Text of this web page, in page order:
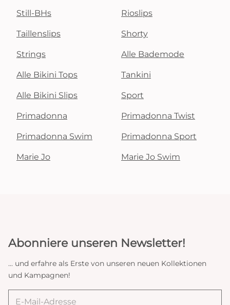
Still-BHs Rioslips
Taillenslips Shorty
Strings Alle Bademode
Alle Bikini Tops Tankini
Alle Bikini Slips Sport
Primadonna Primadonna Twist
Primadonna Swim Primadonna Sport
Marie Jo Marie Jo Swim
Abonniere unseren Newsletter!
... und erfahre als Erste von unseren neuen Kollektionen
und Kampagnen!